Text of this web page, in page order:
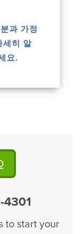
과 가정
세히 알
요.
4301
to start your